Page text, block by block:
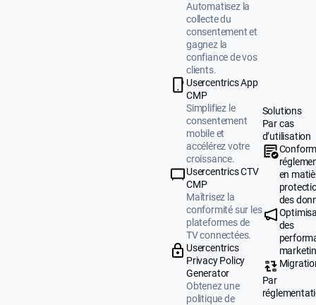
Automatisez la
collecte du
consentement et
gagnez la
confiance de vos
clients.
Usercentrics App
CMP
Simplifiez le
consentement
mobile et
accélérez votre
croissance.
Usercentrics CTV
CMP
Maîtrisez la
conformité sur les
plateformes de
TV connectées.
Usercentrics
Privacy Policy
Generator
Obtenez une
politique de
Solutions
Par cas
d’utilisation
en
des
des
Par